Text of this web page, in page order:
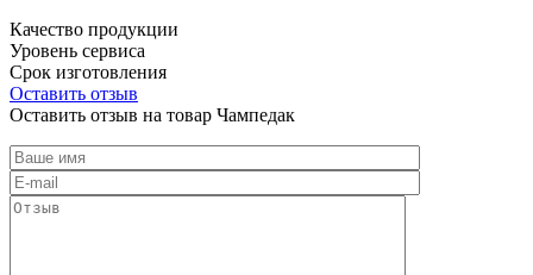
Качество продукции
Уровень сервиса
Срок изготовления
Оставить отзыв
Оставить отзыв на товар Чампедак